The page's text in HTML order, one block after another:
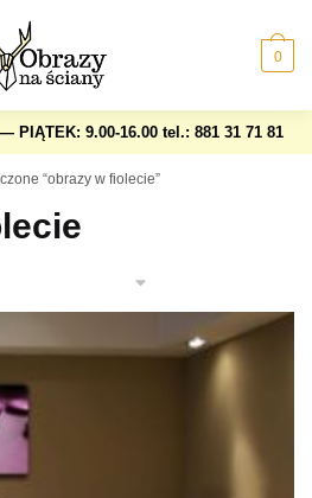
0
PIĄTEK: 9.00-16.00 tel.: 881 31 71 81
“obrazy w fiolecie”